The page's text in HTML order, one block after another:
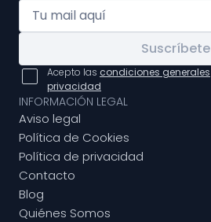
Suscríbete
Acepto las condiciones generales
privacidad
INFORMACIÓN LEGAL
Aviso legal
Política de Cookies
Política de privacidad
Contacto
Blog
Quiénes Somos